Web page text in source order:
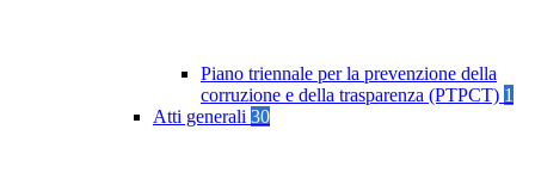
Piano triennale per la prevenzione della
corruzione e della trasparenza (PTPCT) 1
Atti generali 30